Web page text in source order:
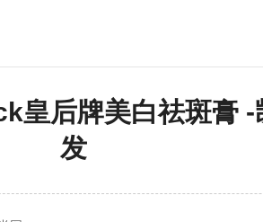
皇后牌美白祛斑膏
发